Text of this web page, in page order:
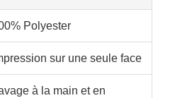
Polyester
sur une seule face
à la main et en